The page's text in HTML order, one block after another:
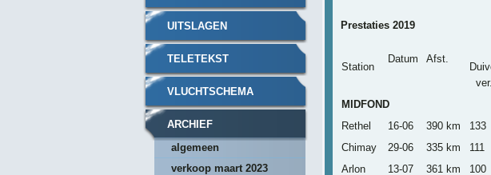
Prestaties 2019
Station
Datum Afst.
ver.
MIDFOND
Rethel
16-06 390 km 133
Chimay
29-06 335 km 111
Arlon
13-07 361 km 100
UITSLAGEN
TELETEKST
VLUCHTSCHEMA
ARCHIEF
algemeen
verkoop maart 2023